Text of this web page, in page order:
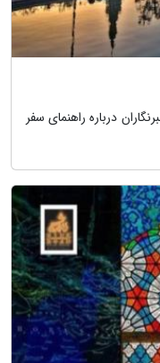
درباره راهنمای سفر